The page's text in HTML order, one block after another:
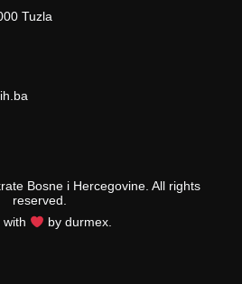
Tuzla
Bosne i Hercegovine. All rights
reserved.
with
by durmex.